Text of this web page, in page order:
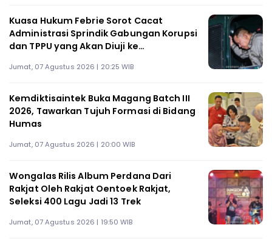
Kuasa Hukum Febrie Sorot Cacat
Administrasi Sprindik Gabungan Korupsi
dan TPPU yang Akan Diuji ke
Jumat, 07 Agustus 2026 | 20:25 WIB
Kemdiktisaintek Buka Magang Batch III
2026, Tawarkan Tujuh Formasi di Bidang
Humas
Jumat, 07 Agustus 2026 | 20:00 WIB
Wongalas Rilis Album Perdana Dari
Rakjat Oleh Rakjat Oentoek Rakjat,
Seleksi 400 Lagu Jadi 13 Trek
Jumat, 07 Agustus 2026 | 19:50 WIB